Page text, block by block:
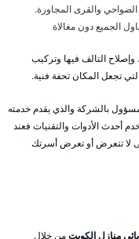
والقرى المجاورة.
الجميع دون مغالاة
التالف فيها وتركيب
تجعل المكان تحفة فنية.
بالشركة والذي يقدم خدمته
أحدث الأدوات والتقنيات فعند
لا تتعرض أو تعرض أسرتك
منازل الكويتمن خلال